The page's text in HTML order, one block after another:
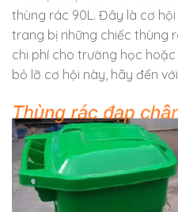
thùng rác 90L. Đây là cơ
trang bị những chiếc thùng
chi phí cho trường học
bỏ lỡ cơ hội này, hãy đến